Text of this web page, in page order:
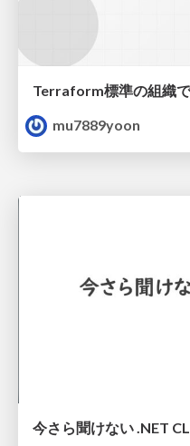
Terraform標準の組織
mu7889yoon
今さら聞けない .NET